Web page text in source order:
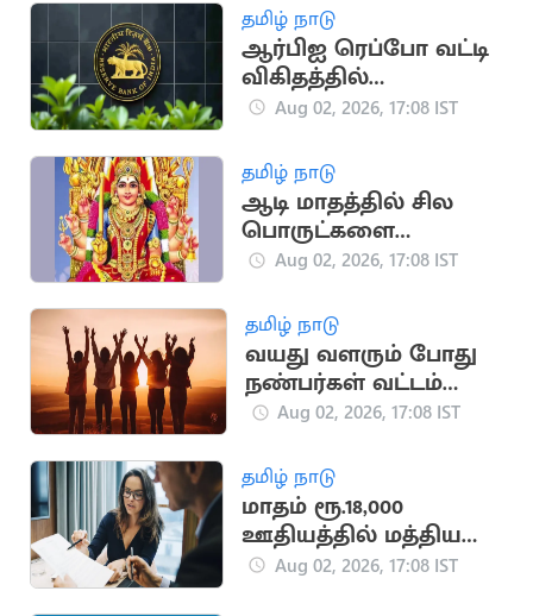
தமிழ் நாடு
ஆர்பிஐ ரெப்போ வட்டி
விகிதத்தில்
மாற்றமில்லை:
நிபுணர்கள் கணிப்பு
Aug 02, 2026, 17:08 IST
தமிழ் நாடு
ஆடி மாதத்தில் சில
பொருட்களை
வாங்கினால் பண
Aug 02, 2026, 17:08 IST
தமிழ் நாடு
வயது வளரும் போது
நண்பர்கள் வட்டம்
சுருங்குவது ஏன்?
Aug 02, 2026, 17:08 IST
தமிழ் நாடு
மாதம் ரூ.18,000
ஊதியத்தில் மத்திய
அரசின்கீழ் புதிய
Aug 02, 2026, 17:08 IST